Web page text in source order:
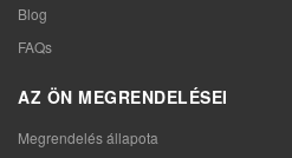
Blog
FAQs
AZ ÖN MEGRENDELÉSEI
Megrendelés állapota